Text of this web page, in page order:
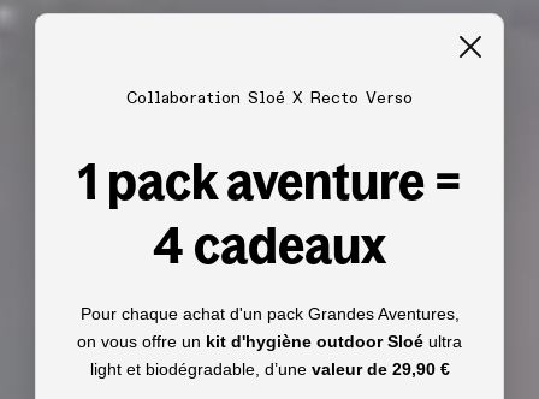
Collaboration Sloé X Recto Verso
1 pack aventure =
4 cadeaux
Pour chaque achat d'un pack Grandes Aventures,
on vous offre un kit d'hygiène outdoor Sloé ultra
light et biodégradable, d’une valeur de 29,90 €